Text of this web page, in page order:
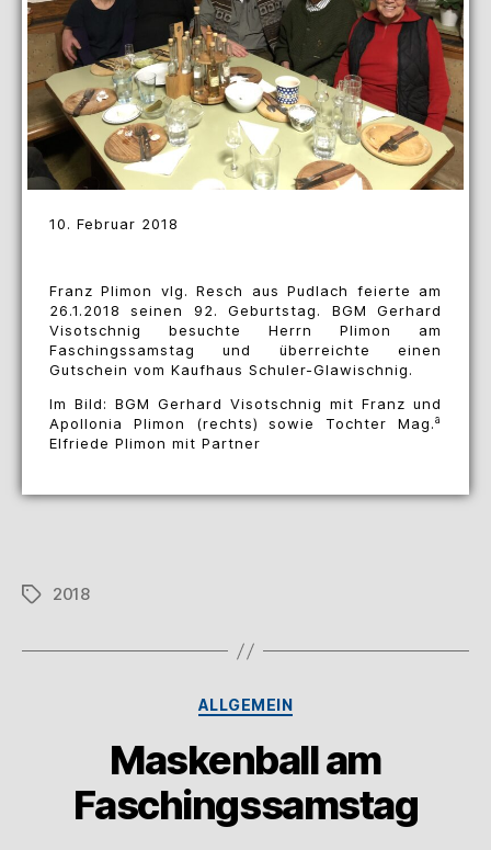
10. Februar 2018
Franz Plimon vlg. Resch aus Pudlach feierte am
26.1.2018 seinen 92. Geburtstag. BGM Gerhard
Visotschnig besuchte Herrn Plimon am
Faschingssamstag und überreichte einen
Gutschein vom Kaufhaus Schuler-Glawischnig.
Im Bild: BGM Gerhard Visotschnig mit Franz und
Apollonia Plimon (rechts) sowie Tochter Mag.a
Elfriede Plimon mit Partner
2018
ALLGEMEIN
Maskenball am
Faschingssamstag